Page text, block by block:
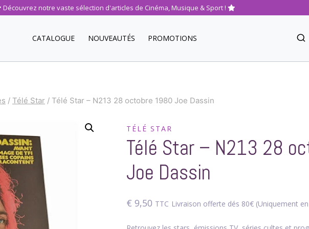
Découvrez notre vaste sélection d'articles de Cinéma, Musique & Sport !
CATALOGUE NOUVEAUTÉS PROMOTIONS
/ Télé Star / Télé Star – N213 28 octobre 1980 Joe Dassin
TÉLÉ STAR
Télé Star – N213 28
Joe Dassin
€ 9,50 TTC Livraison offerte dés 80€ (Uniquement